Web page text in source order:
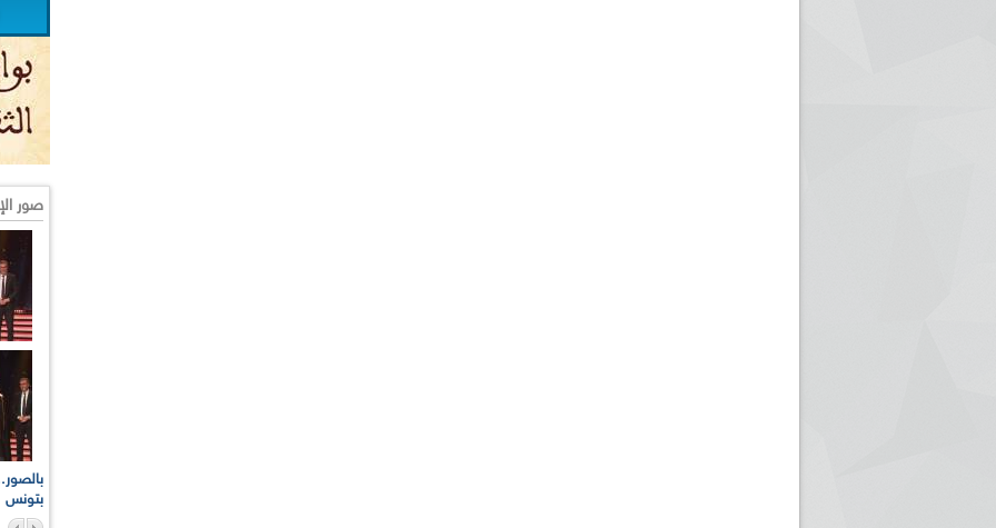
صور
بتونس